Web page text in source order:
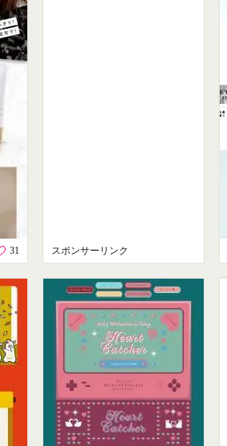
31 スポンサーリンク